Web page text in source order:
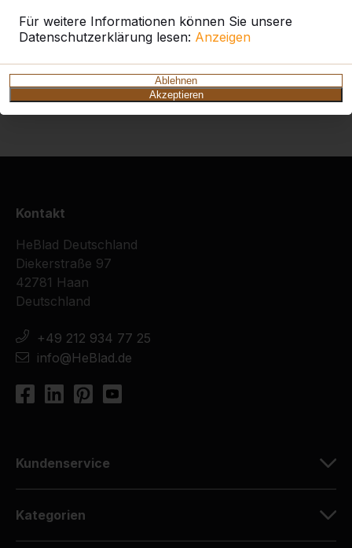
Für weitere Informationen können Sie unsere
Datenschutzerklärung lesen: Anzeigen
Ablehnen
Akzeptieren
effizienter und es gibt ausreichend Platz, um
weiter zu wachsen. Doch bei all dem steht
Kunden bewerten uns im Durchschnitt mit 9,3
von 10 möglichen Punkten und darauf sind wir
stolz: Das treibt uns an!
Kontakt
HeBlad Deutschland
Diekerstraße 97
42781 Haan
Deutschland
+49 212 934 77 25
info@HeBlad.de
Kundenservice
Kategorien